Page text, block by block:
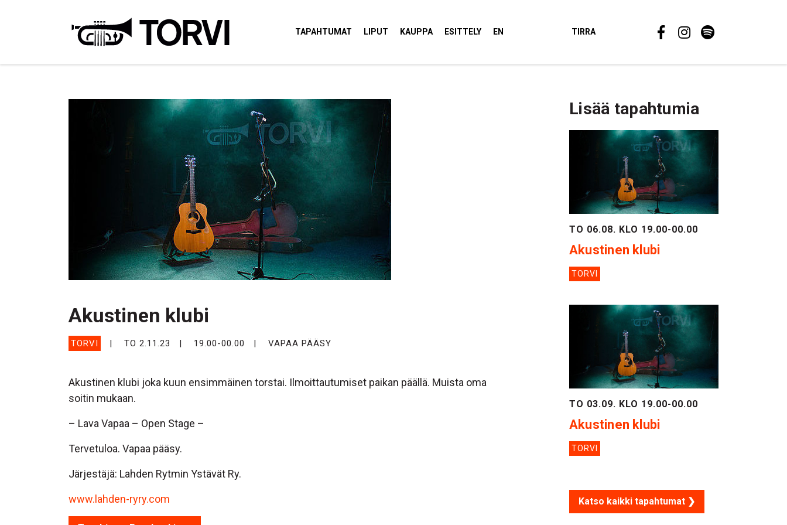
TAPAHTUMAT LIPUT KAUPPA ESITTELY EN TIRRA
Akustinen klubi
TORVI TO 2.11.23 19.00-00.00 VAPAA PÄÄSY
Akustinen klubi joka kuun ensimmäinen torstai. Ilmoittautumiset paikan päällä. Muista oma
soitin mukaan.
– Lava Vapaa – Open Stage –
Tervetuloa. Vapaa pääsy.
Järjestäjä: Lahden Rytmin Ystävät Ry.
www.lahden-ryry.com
Lisää tapahtumia
TO 06.08. KLO 19.00-00.00
Akustinen klubi
TORVI
TO 03.09. KLO 19.00-00.00
Akustinen klubi
TORVI
Katso kaikki tapahtumat ❯